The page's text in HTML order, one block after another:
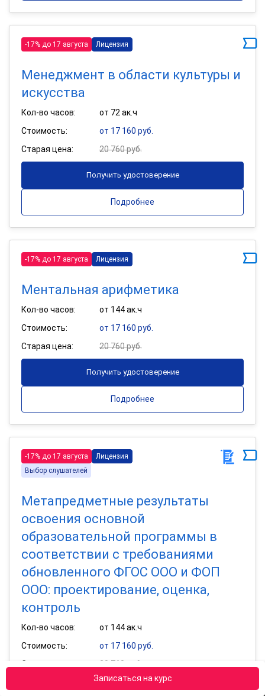
Записаться на курс
-17% до 17 августа Лицензия
Менеджмент в области культуры и
искусства
Кол-во часов:
от 72 ак.ч
Стоимость:
от 17 160 руб.
Старая цена:
20 760 руб.
Получить удостоверение
Подробнее
-17% до 17 августа Лицензия
Ментальная арифметика
Кол-во часов:
от 144 ак.ч
Стоимость:
от 17 160 руб.
Старая цена:
20 760 руб.
Получить удостоверение
Подробнее
-17% до 17 августа
Лицензия
Выбор слушателей
Метапредметные результаты
освоения основной
образовательной программы в
соответствии с требованиями
обновленного ФГОС ООО и ФОП
ООО: проектирование, оценка,
контроль
Кол-во часов:
от 144 ак.ч
Стоимость:
от 17 160 руб.
Старая цена:
20 760 руб.
Получить удостоверение